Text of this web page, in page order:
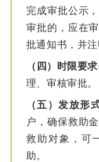
完成审批公示
审批的，应在
批通知书，并注
（四）时限要
理、审核审批。
（五）发放形
户，确保救助
救助对象，可
助。